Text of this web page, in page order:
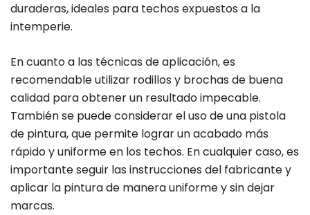
duraderas, ideales para techos expuestos a la
intemperie.
En cuanto a las técnicas de aplicación, es
recomendable utilizar rodillos y brochas de buena
calidad para obtener un resultado impecable.
También se puede considerar el uso de una pistola
de pintura, que permite lograr un acabado más
rápido y uniforme en los techos. En cualquier caso, es
importante seguir las instrucciones del fabricante y
aplicar la pintura de manera uniforme y sin dejar
marcas.